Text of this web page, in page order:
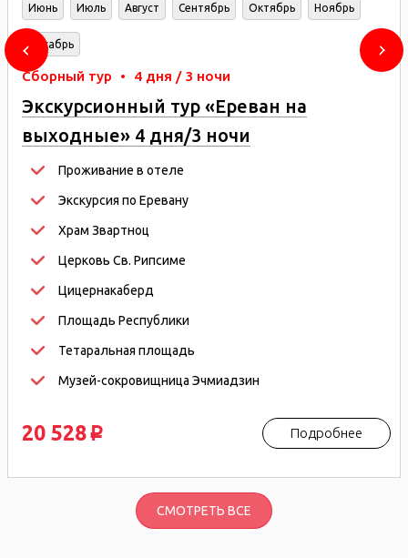
Июнь Июль Август Сентябрь Октябрь Ноябрь
Декабрь
Сборный тур • 4 дня / 3 ночи
Экскурсионный тур «Ереван на
выходные» 4 дня/3 ночи
Проживание в отеле
Экскурсия по Еревану
Храм Звартноц
Церковь Св. Рипсиме
Цицернакаберд
Площадь Республики
Тетаральная площадь
Музей-сокровищница Эчмиадзин
20 528 p Подробнее
СМОТРЕТЬ ВСЕ